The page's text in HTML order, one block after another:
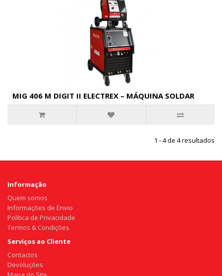
MIG 406 M DIGIT II ELECTREX – MÁQUINA SOLDAR
1 - 4 de 4 resultados
Informação
Quem somos
Informações de Envio
Política de Privacidade
Termos & Condições
Serviços ao Cliente
Contactos
Devoluções